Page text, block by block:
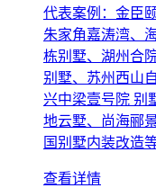
代表案例：金臣
朱家角嘉涛湾、
栋别墅、湖州合
别墅、苏州西山
兴中梁壹号院 别
地云墅、尚海郦
国别墅内装改造
查看详情